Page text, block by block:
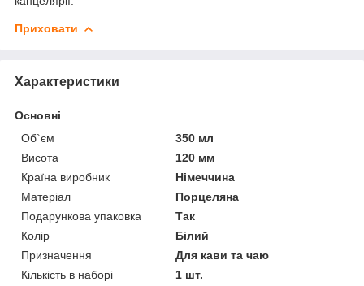
Приховати
Характеристики
Основні
Об`єм
350 мл
Висота
120 мм
Країна виробник
Німеччина
Матеріал
Порцеляна
Подарункова упаковка
Так
Колір
Білий
Призначення
Для кави та чаю
Кількість в наборі
1 шт.